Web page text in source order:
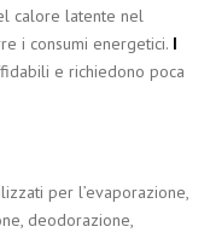
calore latente nel
i consumi energetici. I
e richiedono poca
per l’evaporazione,
deodorazione,